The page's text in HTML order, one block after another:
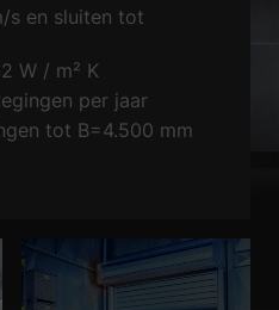
s en sluiten tot
W / m² K
per jaar
tot B=4.500 mm
mogelijk en zijn noodzakelijk
weer
onze website gebruiken.
weer